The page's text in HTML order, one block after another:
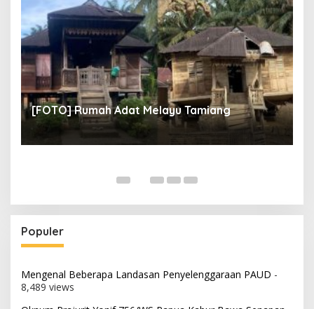
[FOTO] Rumah Adat Melayu Tamiang
Populer
Mengenal Beberapa Landasan Penyelenggaraan PAUD -
8,489 views